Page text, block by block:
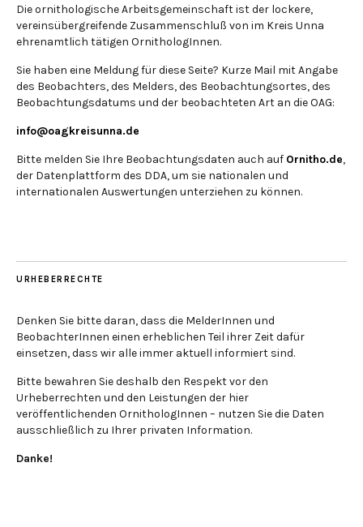
Die ornithologische Arbeitsgemeinschaft ist der lockere,
vereinsübergreifende Zusammenschluß von im Kreis Unna
ehrenamtlich tätigen OrnithologInnen.
Sie haben eine Meldung für diese Seite? Kurze Mail mit Angabe
des Beobachters, des Melders, des Beobachtungsortes, des
Beobachtungsdatums und der beobachteten Art an die OAG:
info@oagkreisunna.de
Bitte melden Sie Ihre Beobachtungsdaten auch auf Ornitho.de,
der Datenplattform des DDA, um sie nationalen und
internationalen Auswertungen unterziehen zu können.
URHEBERRECHTE
Denken Sie bitte daran, dass die MelderInnen und
BeobachterInnen einen erheblichen Teil ihrer Zeit dafür
einsetzen, dass wir alle immer aktuell informiert sind.
Bitte bewahren Sie deshalb den Respekt vor den
Urheberrechten und den Leistungen der hier
veröffentlichenden OrnithologInnen – nutzen Sie die Daten
ausschließlich zu Ihrer privaten Information.
Danke!